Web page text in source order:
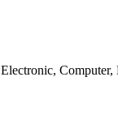
Electronic, Computer,